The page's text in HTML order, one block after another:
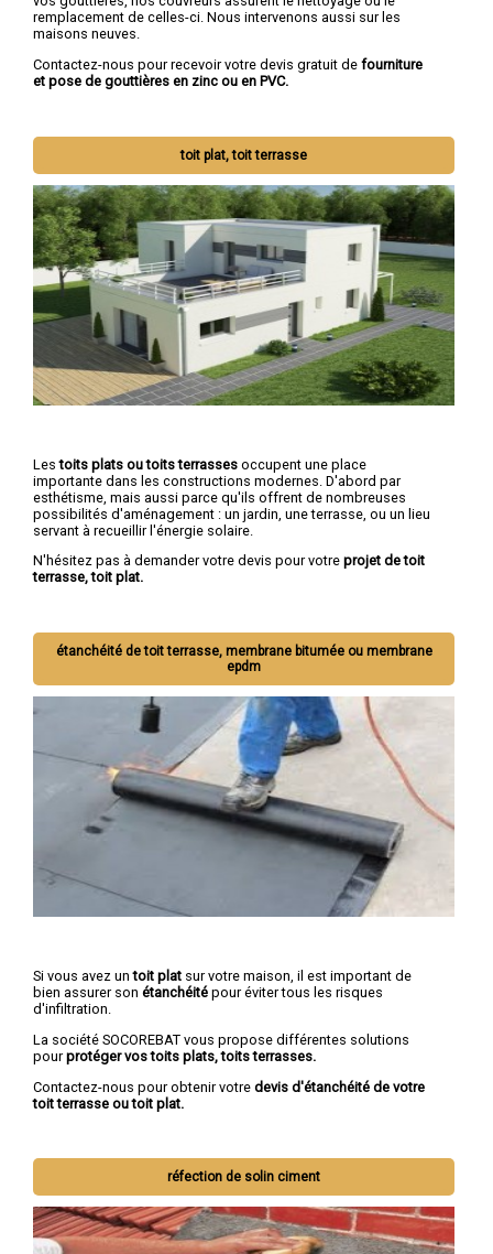
remplacement de celles-ci. Nous intervenons aussi sur les
maisons neuves.
Contactez-nous pour recevoir votre devis gratuit de fourniture
et pose de gouttières en zinc ou en PVC.
toit plat, toit terrasse
Lestoits plats ou toits terrasses occupent une place
importante dans les constructions modernes. D'abord par
esthétisme, mais aussi parce qu'ils offrent de nombreuses
possibilités d'aménagement : un jardin, une terrasse, ou un lieu
servant à recueillir l'énergie solaire.
N'hésitez pas à demander votre devis pour votre projet de toit
terrasse, toit plat.
étanchéité de toit terrasse, membrane bitumée ou membrane
epdm
Si vous avez untoit plat sur votre maison, il est important de
bien assurer son étanchéité pour éviter tous les risques
d'infiltration.
La société SOCOREBAT vous propose différentes solutions
pourprotéger vos toits plats, toits terrasses.
Contactez-nous pour obtenir votre devis d'étanchéité de votre
toit terrasse ou toit plat.
réfection de solin ciment